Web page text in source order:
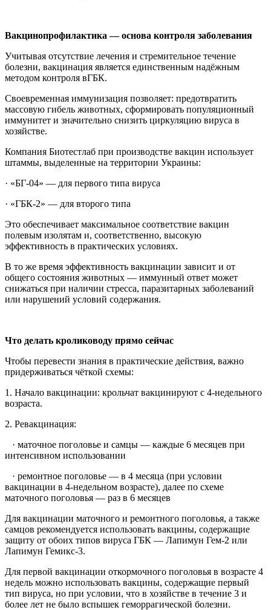
Вакцинопрофилактика — основа контроля заболевания
Учитывая отсутствие лечения и стремительное течение
болезни, вакцинация является единственным надёжным
методом контроля вГБК.
Своевременная иммунизация позволяет: предотвратить
массовую гибель животных, сформировать популяционный
иммунитет и значительно снизить циркуляцию вируса в
хозяйстве.
Компания Биотестлаб при производстве вакцин использует
штаммы, выделенные на территории Украины:
· «БГ-04» — для первого типа вируса
· «ГБК-2» — для второго типа
Это обеспечивает максимальное соответствие вакцин
полевым изолятам и, соответственно, высокую
эффективность в практических условиях.
В то же время эффективность вакцинации зависит и от
общего состояния животных — иммунный ответ может
снижаться при наличии стресса, паразитарных заболеваний
или нарушений условий содержания.
Что делать кролиководу прямо сейчас
Чтобы перевести знания в практические действия, важно
придерживаться чёткой схемы:
1. Начало вакцинации: крольчат вакцинируют с 4-недельного
возраста.
2. Ревакцинация:
· маточное поголовье и самцы — каждые 6 месяцев при
интенсивном использовании
· ремонтное поголовье — в 4 месяца (при условии
вакцинации в 4-недельном возрасте), далее по схеме
маточного поголовья — раз в 6 месяцев
Для вакцинации маточного и ремонтного поголовья, а также
самцов рекомендуется использовать вакцины, содержащие
защиту от обоих типов вируса ГБК — Лапимун Гем-2 или
Лапимун Гемикс-3.
Для первой вакцинации откормочного поголовья в возрасте 4
недель можно использовать вакцины, содержащие первый
тип вируса, но при условии, что в хозяйстве в течение 3 и
более лет не было вспышек геморрагической болезни.